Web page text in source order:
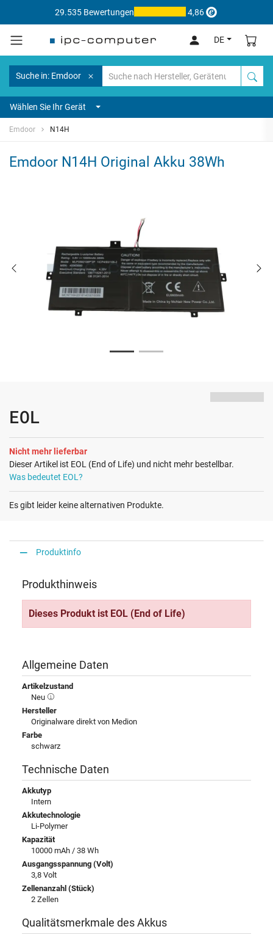
29.535 Bewertungen 4,86
DE
Suche in: Emdoor
Wählen Sie Ihr Gerät
Emdoor N14H
Emdoor N14H Original Akku 38Wh
EOL
Nicht mehr lieferbar
Dieser Artikel ist EOL (End of Life) und nicht mehr bestellbar.
Was bedeutet EOL?
Es gibt leider keine alternativen Produkte.
Produktinfo
Produkthinweis
Dieses Produkt ist EOL (End of Life)
Allgemeine Daten
Artikelzustand
Neu
Hersteller
Originalware direkt von Medion
Farbe
schwarz
Technische Daten
Akkutyp
Intern
Akkutechnologie
Li-Polymer
Kapazität
10000 mAh / 38 Wh
Ausgangsspannung (Volt)
3,8 Volt
Zellenanzahl (Stück)
2 Zellen
Qualitätsmerkmale des Akkus